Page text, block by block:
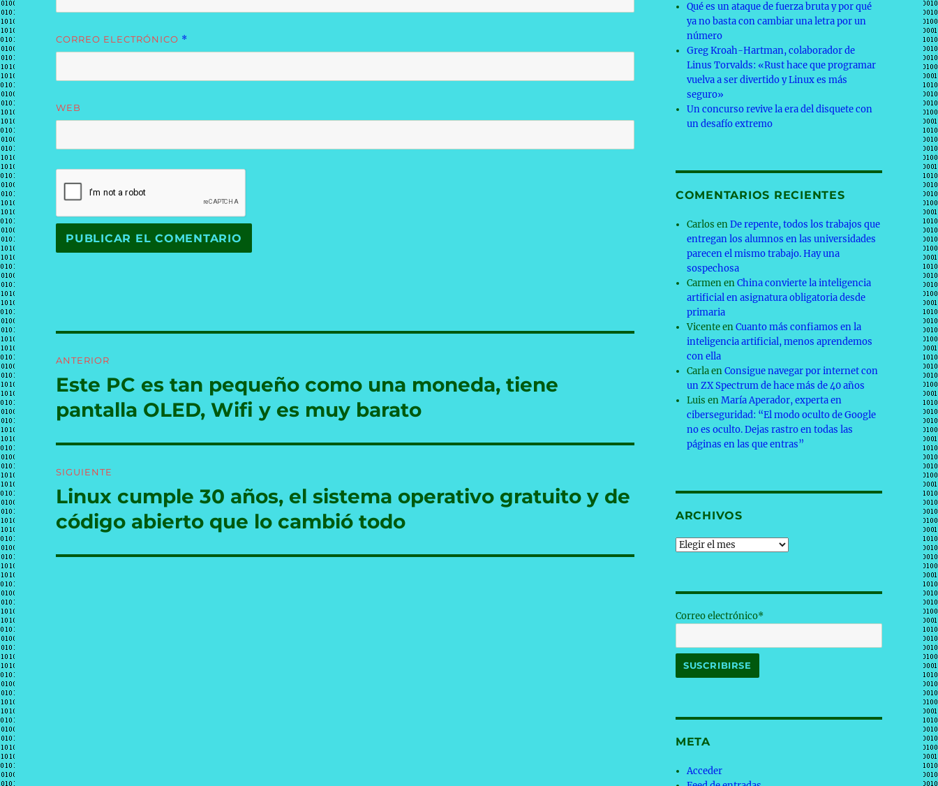
CORREO ELECTRÓNICO *
WEB
de
entradas
ANTERIOR
Entrada
anterior:
Este PC es tan pequeño como una moneda, tiene
pantalla OLED, Wifi y es muy barato
SIGUIENTE
Entrada
siguiente:
Linux cumple 30 años, el sistema operativo gratuito y de
código abierto que lo cambió todo
Qué es un ataque de fuerza bruta y por qué
ya no basta con cambiar una letra por un
número
Greg Kroah-Hartman, colaborador de
Linus Torvalds: «Rust hace que programar
vuelva a ser divertido y Linux es más
seguro»
Un concurso revive la era del disquete con
un desafío extremo
COMENTARIOS RECIENTES
Carlos enDe repente, todos los trabajos que
entregan los alumnos en las universidades
parecen el mismo trabajo. Hay una
sospechosa
CarmenenChina convierte la inteligencia
artificial en asignatura obligatoria desde
primaria
VicenteenCuanto más confiamos en la
inteligencia artificial, menos aprendemos
con ella
CarlaenConsigue navegar por internet con
un ZX Spectrum de hace más de 40 años
Luis enMaría Aperador, experta en
ciberseguridad: “El modo oculto de Google
no es oculto. Dejas rastro en todas las
páginas en las que entras”
ARCHIVOS
Archivos
Correo electrónico*
META
Acceder